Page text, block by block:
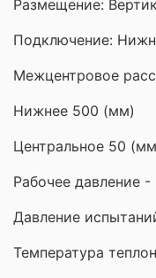
Размещение:
Подключение:
Межцентровое
Нижнее 500 (мм)
Центральное 50
Рабочее давление
Давление
Температура